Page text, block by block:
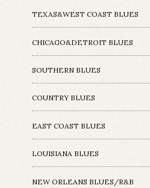
TEXAS&WEST COAST BLUES
CHICAGO&DETROIT BLUES
SOUTHERN BLUES
COUNTRY BLUES
EAST COAST BLUES
LOUISIANA BLUES
NEW ORLEANS BLUES/R&B